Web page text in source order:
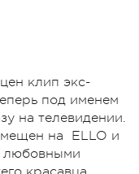
клип экс-
под именем
на телевидении.
на ELLO и
любовными